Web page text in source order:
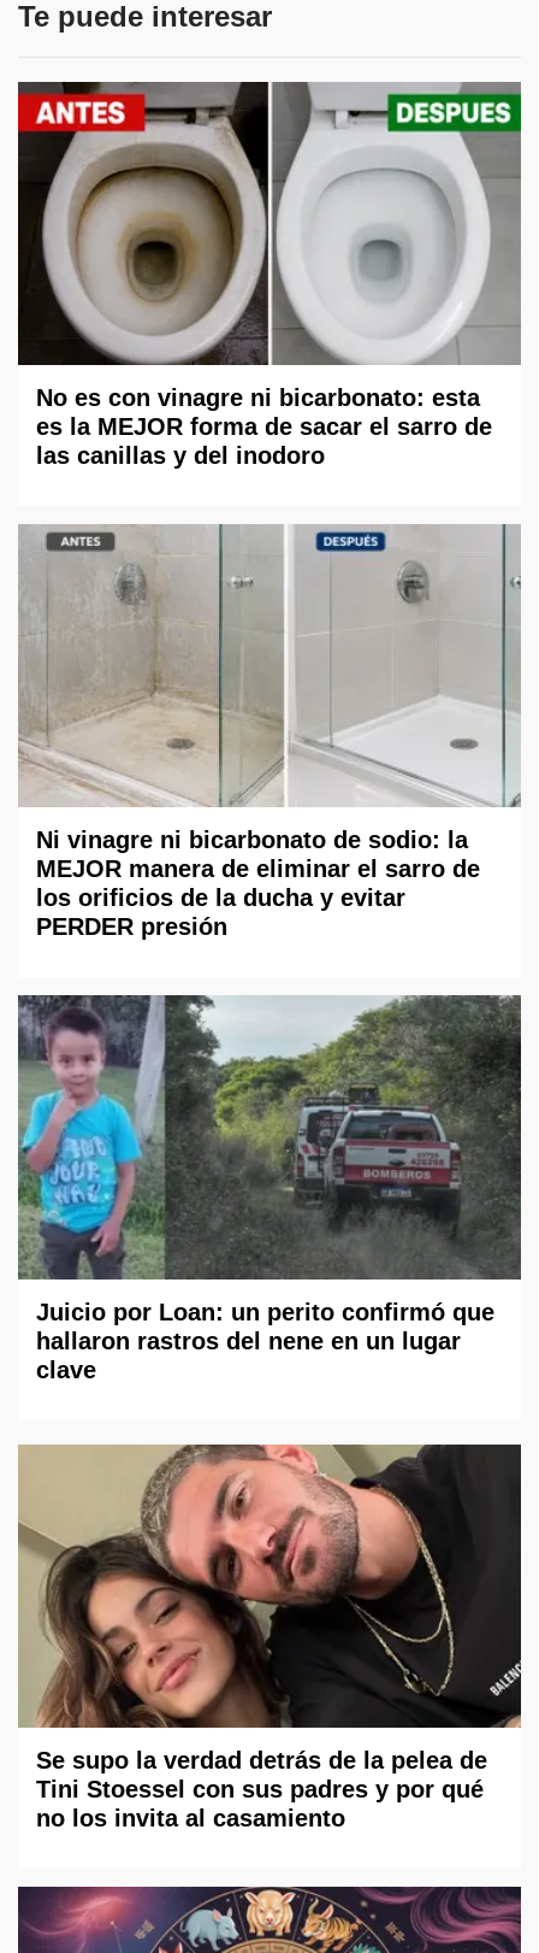
Te puede interesar
No es con vinagre ni bicarbonato: esta
es la MEJOR forma de sacar el sarro de
las canillas y del inodoro
Ni vinagre ni bicarbonato de sodio: la
MEJOR manera de eliminar el sarro de
los orificios de la ducha y evitar
PERDER presión
Juicio por Loan: un perito confirmó que
hallaron rastros del nene en un lugar
clave
Se supo la verdad detrás de la pelea de
Tini Stoessel con sus padres y por qué
no los invita al casamiento